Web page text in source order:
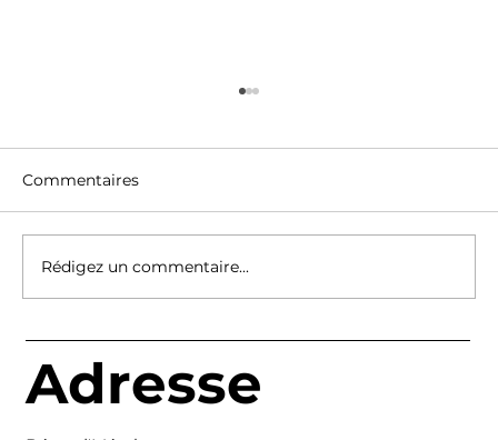
Découvrez les créations métalliques
artisanales d’un artisan métallier à
Grenoble
Commentaires
Rédigez un commentaire...
Adresse